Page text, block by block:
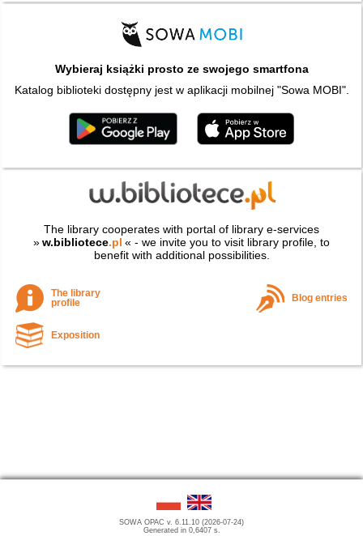
Wybieraj książki prosto ze swojego smartfona
Katalog biblioteki dostępny jest w aplikacji mobilnej "Sowa MOBI".
The library cooperates with portal of library e-services
»w.bibliotece.pl « - we invite you to visit library profile, to
benefit with additional possibilities.
The library
profile
Blog entries
Exposition
SOWA OPAC v. 6.11.10 (2026-07-24)
Generated in 0,6407 s.